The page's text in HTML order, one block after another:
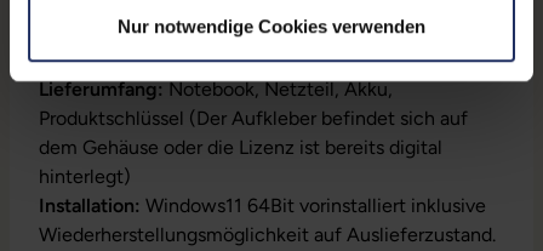
Nur notwendige Cookies verwenden
Produktbeschreibung
Lieferumfang:Notebook, Netzteil, Akku,
Produktschlüssel (Der Aufkleber befindet sich auf
dem Gehäuse oder die Lizenz ist bereits digital
hinterlegt)
Installation: Windows11 64Bit vorinstalliert inklusive
Wiederherstellungsmöglichkeit auf Auslieferzustand.